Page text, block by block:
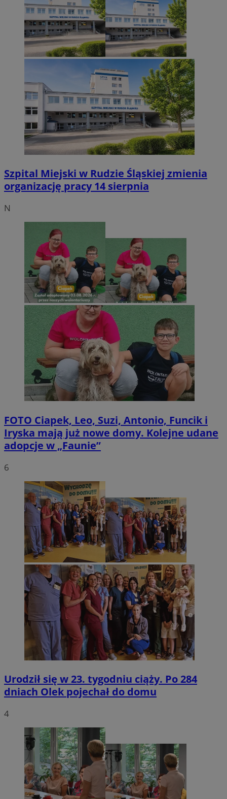
Szpital Miejski w Rudzie Śląskiej zmienia
organizację pracy 14 sierpnia
N
FOTO Ciapek, Leo, Suzi, Antonio, Funcik i
Iryska mają już nowe domy. Kolejne udane
adopcje w „Faunie”
6
Urodził się w 23. tygodniu ciąży. Po 284
dniach Olek pojechał do domu
4